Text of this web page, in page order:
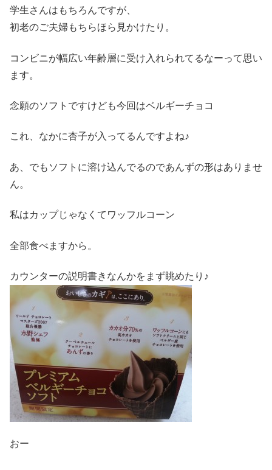
学生さんはもちろんですが、
初老のご夫婦もちらほら見かけたり。
コンビニが幅広い年齢層に受け入れられてるなーって思い
ます。
念願のソフトですけども今回はベルギーチョコ
これ、なかに杏子が入ってるんですよね♪
あ、でもソフトに溶け込んでるのであんずの形はありませ
ん。
私はカップじゃなくてワッフルコーン
全部食べますから。
カウンターの説明書きなんかをまず眺めたり♪
おー